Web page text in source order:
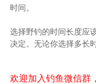
时间。
选择野钓的时间长度应
决定。无论你选择多长
欢迎加入钓鱼微信群